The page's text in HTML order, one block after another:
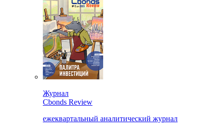
Журнал
Cbonds Review
ежеквартальный аналитический журнал